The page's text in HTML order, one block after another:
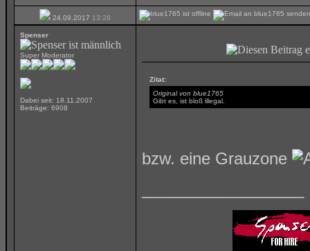
24.09.2017 13:28
Spenser
Super Moderator
Dabei seit: 18.11.2007
Beiträge: 6908
Zitat:
Original von blue1765
Gibt es, ist bloß illegal.
bzw. eine Grauzone